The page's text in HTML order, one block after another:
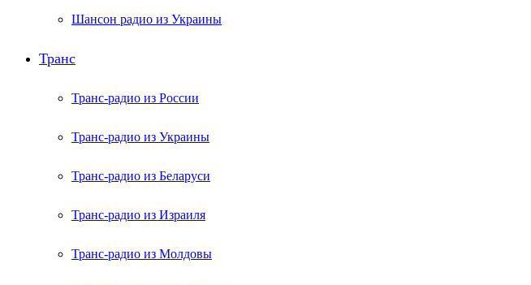
Шансон радио из Украины
Транс
Транс-радио из России
Транс-радио из Украины
Транс-радио из Беларуси
Транс-радио из Израиля
Транс-радио из Молдовы